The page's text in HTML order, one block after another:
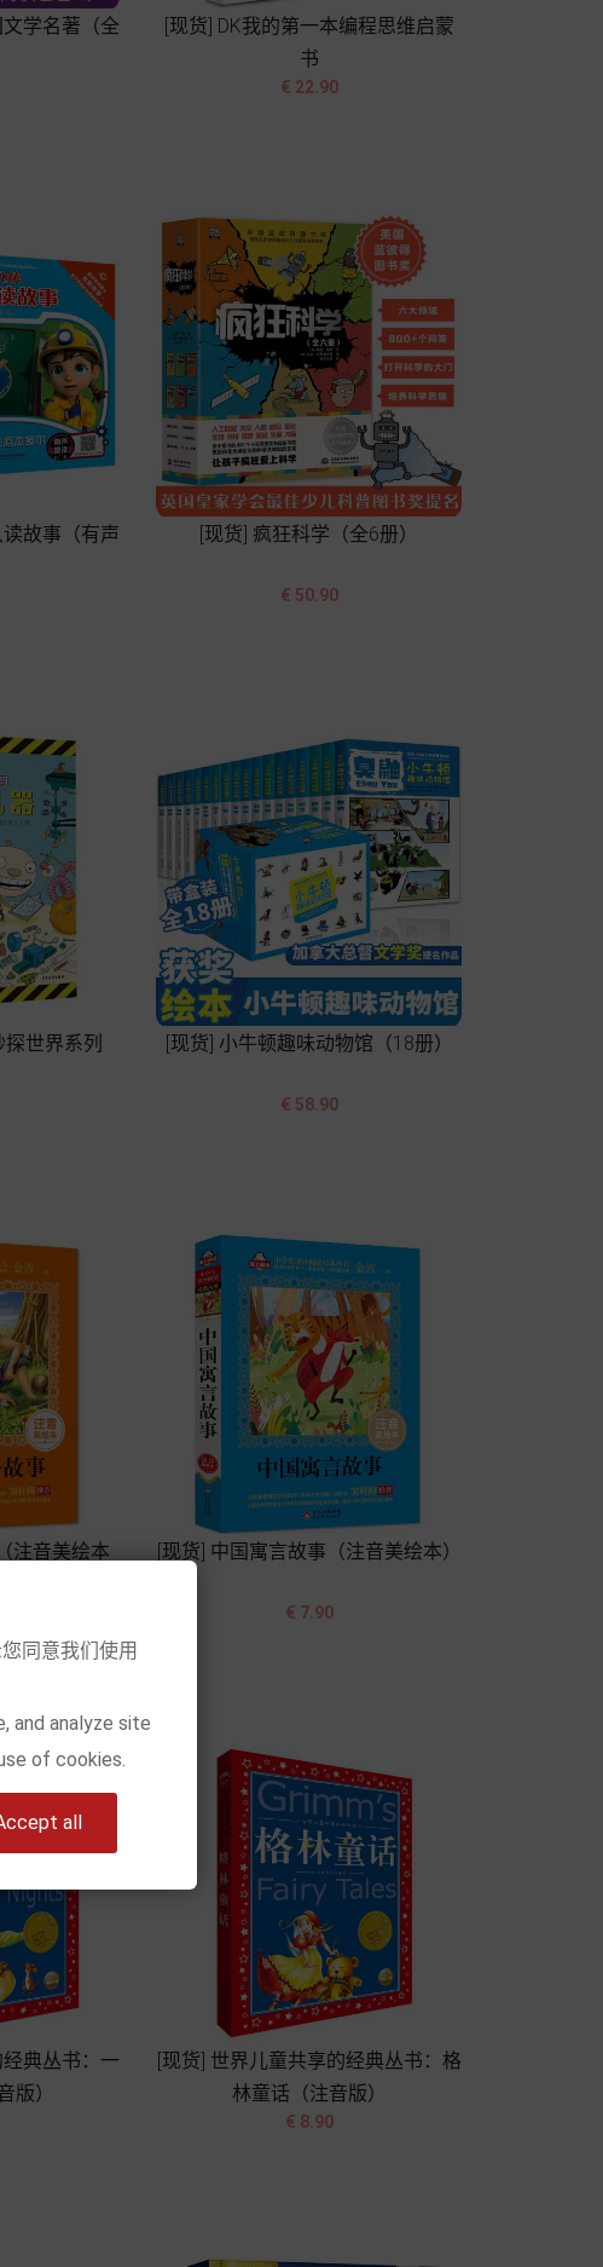
学名著（全
[现货] DK我的第一本编程思维启蒙
书
价
€ 22.90

故事（有声
[现货] 疯狂科学（全6册）
价
€ 50.90

世界系列
[现货] 小牛顿趣味动物馆（18册）
价
€ 58.90

注音美绘本
[现货] 中国寓言故事（注音美绘本）
价
€ 7.90
典丛书：一
版）
[现货] 世界儿童共享的经典丛书：格
林童话（注音版）
价
€ 8.90
 
同意我们使用
and analyze site
of cookies.
all